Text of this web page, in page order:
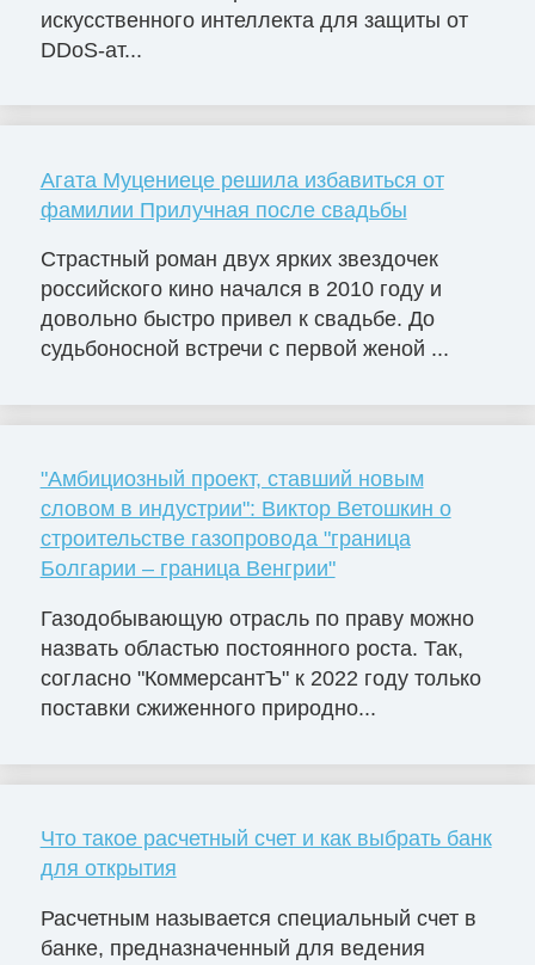
искусственного интеллекта для защиты от
DDoS-ат...
Агата Муцениеце решила избавиться от
фамилии Прилучная после свадьбы
Страстный роман двух ярких звездочек
российского кино начался в 2010 году и
довольно быстро привел к свадьбе. До
судьбоносной встречи с первой женой ...
"Амбициозный проект, ставший новым
словом в индустрии": Виктор Ветошкин о
строительстве газопровода "граница
Болгарии – граница Венгрии"
Газодобывающую отрасль по праву можно
назвать областью постоянного роста. Так,
согласно "КоммерсантЪ" к 2022 году только
поставки сжиженного природно...
Что такое расчетный счет и как выбрать банк
для открытия
Расчетным называется специальный счет в
банке, предназначенный для ведения